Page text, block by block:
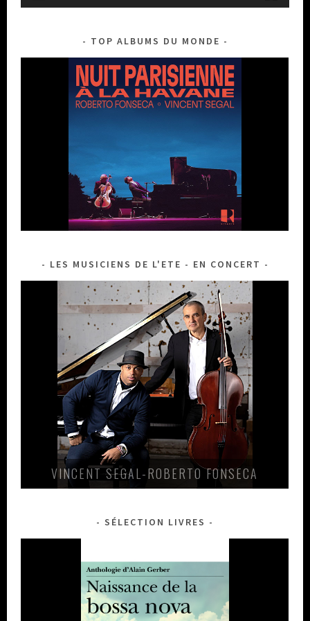
TOP ALBUMS DU MONDE
LES MUSICIENS DE L'ETE - EN CONCERT
VINCENT SEGAL-ROBERTO FONSECA
SÉLECTION LIVRES